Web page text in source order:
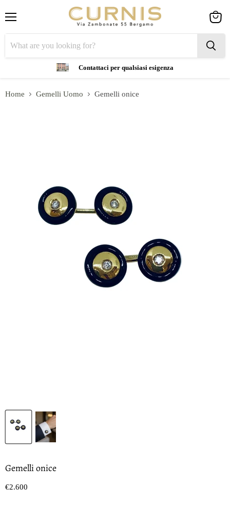
Contattaci per qualsiasi esigenza
cart
Home Gemelli Uomo Gemelli onice
Gemelli onice
Prezzo oggi
€2.600